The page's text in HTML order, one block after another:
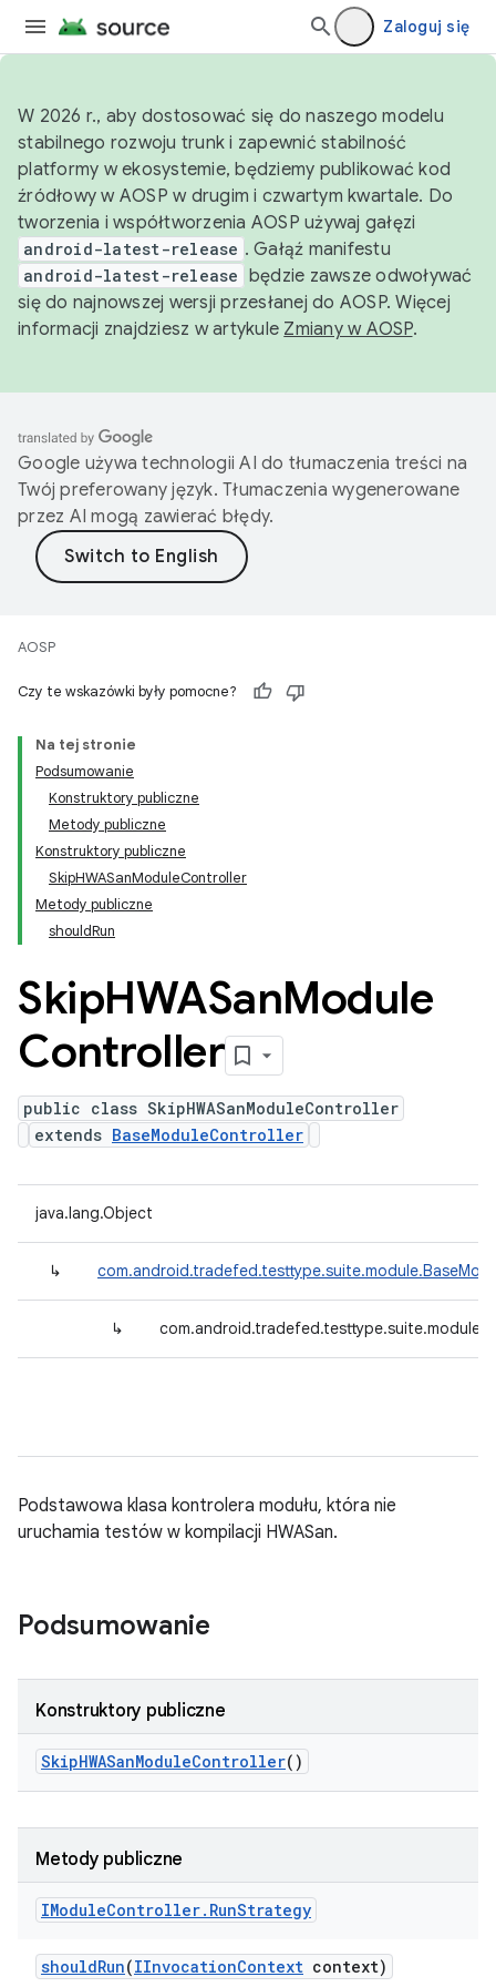
Zaloguj się
W 2026 r., aby dostosować się do naszego modelu
stabilnego rozwoju trunk i zapewnić stabilność
platformy w ekosystemie, będziemy publikować kod
źródłowy w AOSP w drugim i czwartym kwartale. Do
tworzenia i współtworzenia AOSP używaj gałęzi
android-latest-release . Gałąź manifestu
android-latest-release będzie zawsze odwoływać
się do najnowszej wersji przesłanej do AOSP. Więcej
informacji znajdziesz w artykule Zmiany w AOSP.
Google używa technologii AI do tłumaczenia treści na
Twój preferowany język. Tłumaczenia wygenerowane
przez AI mogą zawierać błędy.
AOSP
Czy te wskazówki były pomocne?
Na tej stronie
Podsumowanie
Konstruktory publiczne
Metody publiczne
Konstruktory publiczne
SkipHWASanModuleController
Metody publiczne
shouldRun
SkipHWASanModule
Controller
public class SkipHWASanModuleController
extends BaseModuleController
java.lang.Object
↳
↳
Podstawowa klasa kontrolera modułu, która nie
uruchamia testów w kompilacji HWASan.
Podsumowanie
Konstruktory publiczne
SkipHWASanModuleController()
Metody publiczne
IModuleController. RunStrategy
shouldRun(IInvocationContext context)